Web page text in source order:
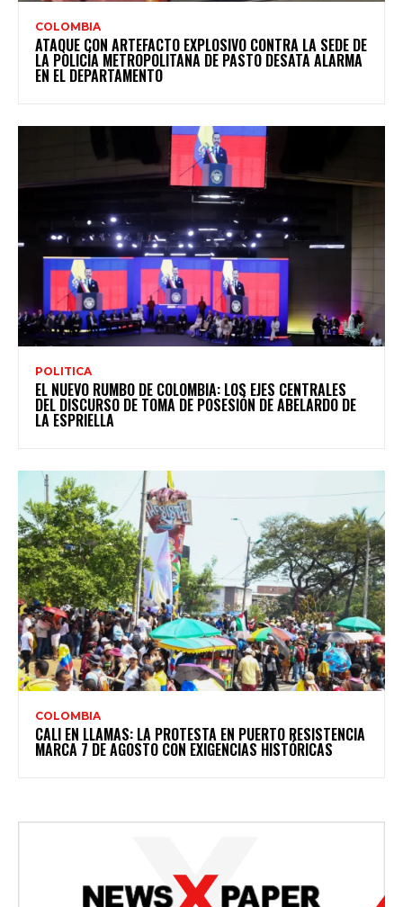
COLOMBIA
ATAQUE CON ARTEFACTO EXPLOSIVO CONTRA LA SEDE DE
LA POLICÍA METROPOLITANA DE PASTO DESATA ALARMA
EN EL DEPARTAMENTO
POLITICA
EL NUEVO RUMBO DE COLOMBIA: LOS EJES CENTRALES
DEL DISCURSO DE TOMA DE POSESIÓN DE ABELARDO DE
LA ESPRIELLA
COLOMBIA
CALI EN LLAMAS: LA PROTESTA EN PUERTO RESISTENCIA
MARCA 7 DE AGOSTO CON EXIGENCIAS HISTÓRICAS